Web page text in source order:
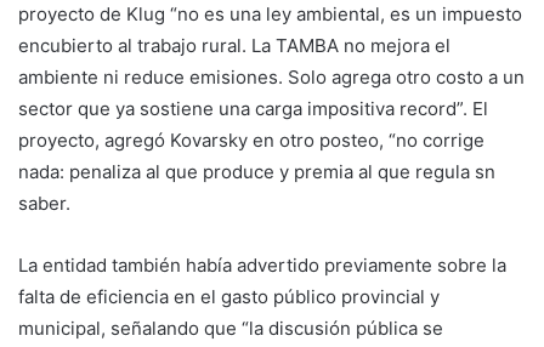
proyecto de Klug “no es una ley ambiental, es un impuesto
encubierto al trabajo rural. La TAMBA no mejora el
ambiente ni reduce emisiones. Solo agrega otro costo a un
sector que ya sostiene una carga impositiva record”. El
proyecto, agregó Kovarsky en otro posteo, “no corrige
nada: penaliza al que produce y premia al que regula sn
saber.
La entidad también había advertido previamente sobre la
falta de eficiencia en el gasto público provincial y
municipal, señalando que “la discusión pública se